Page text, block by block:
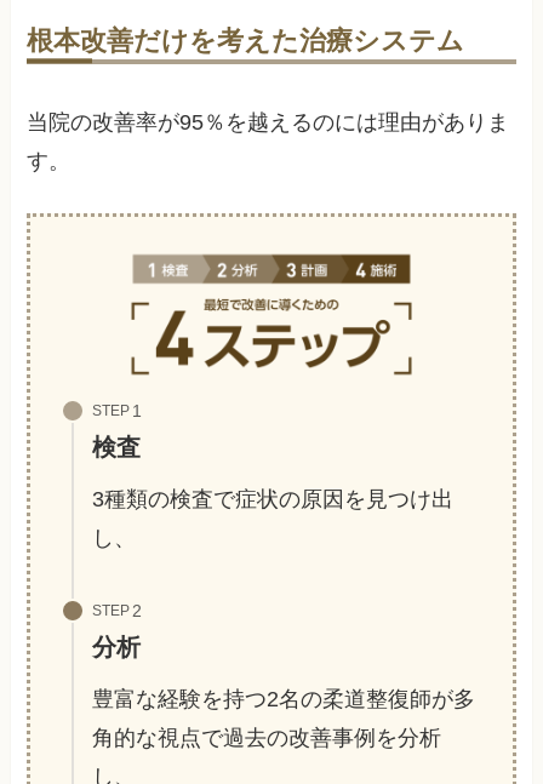
根本改善だけを考えた治療システム
当院の改善率が95％を越えるのには理由がありま
す。
STEP
検査
3種類の検査で症状の原因を見つけ出
し、
STEP
分析
豊富な経験を持つ2名の柔道整復師が多
角的な視点で過去の改善事例を分析
し、